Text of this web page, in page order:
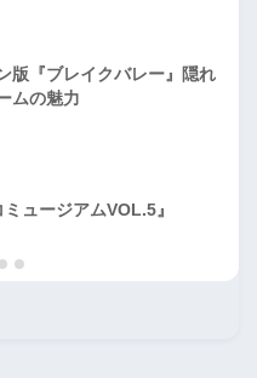
版『ブレイクバレー』隠れ
ムの魅力
ュージアムVOL.5』